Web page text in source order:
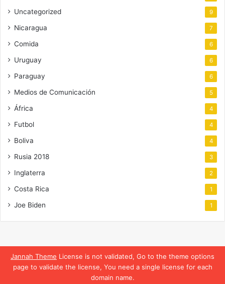
Jannah Theme License is not validated, Go to the theme options
page to validate the license, You need a single license for each
domain name.
Uncategorized 9
Nicaragua 7
Comida 6
Uruguay 6
Paraguay 6
Medios de Comunicación 5
África 4
Futbol 4
Boliva 4
Rusia 2018 3
Inglaterra 2
Costa Rica 1
Joe Biden 1